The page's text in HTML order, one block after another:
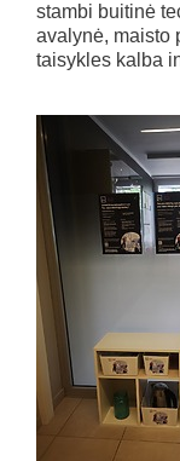
stambi buitinė
avalynė, maisto
taisykles kalba